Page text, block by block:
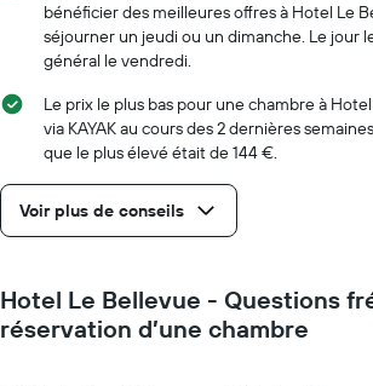
indiquent
le
nombre
de
jours
avant
séjour
Sur
le
axe
Y
bénéficier des meilleures offres à Hotel Le
séjourner un jeudi ou un dimanche. Le jour
général le vendredi.
Le prix le plus bas pour une chambre à
via KAYAK au cours des 2 dernières
que le plus élevé était de 144 €.
Voir plus de conseils
Hotel Le Bellevue - Questions
réservation d’une chambre